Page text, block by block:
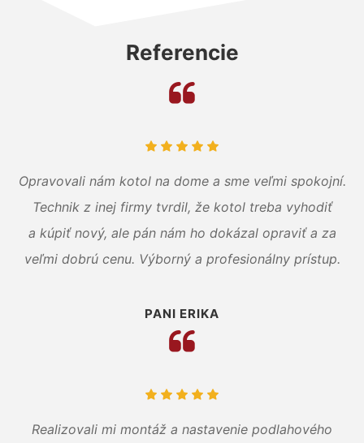
Referencie
Opravovali nám kotol na dome a sme veľmi spokojní.
Technik z inej firmy tvrdil, že kotol treba vyhodiť
a kúpiť nový, ale pán nám ho dokázal opraviť a za
veľmi dobrú cenu. Výborný a profesionálny prístup.
PANI ERIKA
Realizovali mi montáž a nastavenie podlahového